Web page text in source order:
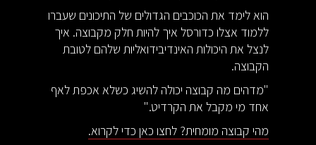
הוא לימד את הכוכבים הגדולים של התיכונים שעברו
ללמוד אצלו כדורסל איך להיות חלק מקבוצה. איך
לנצל את היכולות האינדיבידואליות שלהם לטובת
הקבוצה.
"מדהים מה קבוצה יכולה להשיג כשלא אכפת לאף
אחד מי מקבל את הקרדיט."
מהי קבוצה מומחית? לחצו כאן כדי לקרוא.